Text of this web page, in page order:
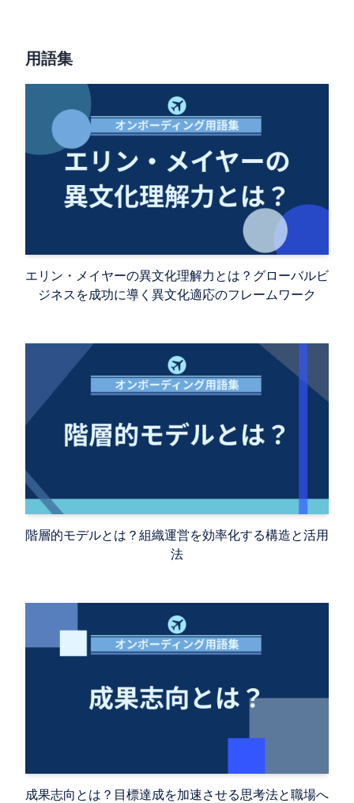
用語集
エリン・メイヤーの異文化理解力とは？グローバルビ
ジネスを成功に導く異文化適応のフレームワーク
階層的モデルとは？組織運営を効率化する構造と活用
法
成果志向とは？目標達成を加速させる思考法と職場へ